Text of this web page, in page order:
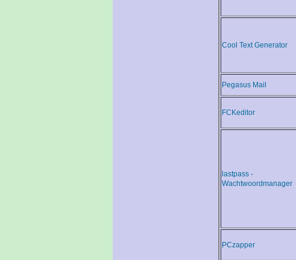
Cool Text Generator
Pegasus Mail
FCKeditor
lastpass -
Wachtwoordmanager
PCzapper